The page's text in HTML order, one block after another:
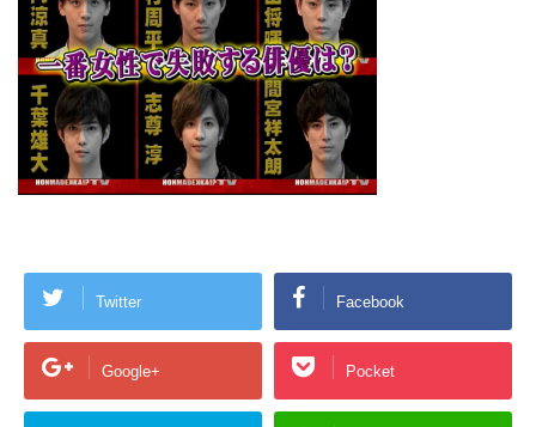
Twitter Facebook
Google+ Pocket